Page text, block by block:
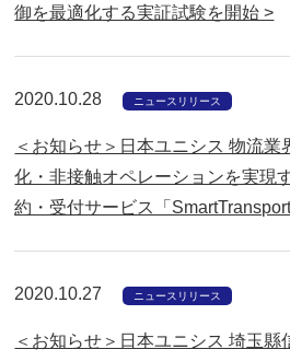
御を最適化する実証試験を開始 >
2020.10.28 ニュースリリース
＜お知らせ＞日本ユニシス 物流業
化・非接触オペレーションを実現
約・受付サービス「
2020.10.27 ニュースリリース
＜お知らせ＞日本ユニシス 埼玉縣